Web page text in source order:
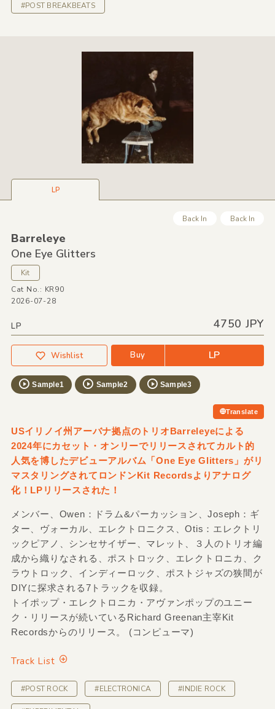
#POST BREAKBEATS
LP
Back In Back In
Barreleye
One Eye Glitters
Kit
Cat No.: KR90
2026-07-28
LP 4750 JPY
Wishlist Buy LP
Sample1 Sample2 Sample3
Translate
USイリノイ州アーバナ拠点のトリオBarreleyeによる
2024年にカセット・オンリーでリリースされてカルト的
人気を博したデビューアルバム「One Eye Glitters」がリ
マスタリングされてロンドンKit Recordsよりアナログ
化！LPリリースされた！
メンバー、Owen：ドラム&パーカッション、Joseph：ギ
ター、ヴォーカル、エレクトロニクス、Otis：エレクトリ
ックピアノ、シンセサイザー、マレット、３人のトリオ編
成から織りなされる、ポストロック、エレクトロニカ、ク
ラウトロック、インディーロック、ポストジャズの狭間が
DIYに探求される7トラックを収録。
トイポップ・エレクトロニカ・アヴァンポップのユニー
ク・リリースが続いているRichard Greenan主宰Kit
Recordsからのリリース。 (コンピューマ)
Track List
#POST ROCK #ELECTRONICA #INDIE ROCK